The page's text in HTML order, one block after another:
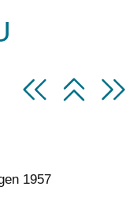
1957